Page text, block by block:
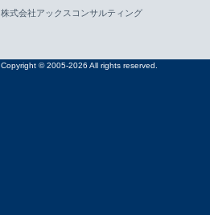
株式会社アックスコンサルティング
Copyright © 2005-2026 All rights reserved.